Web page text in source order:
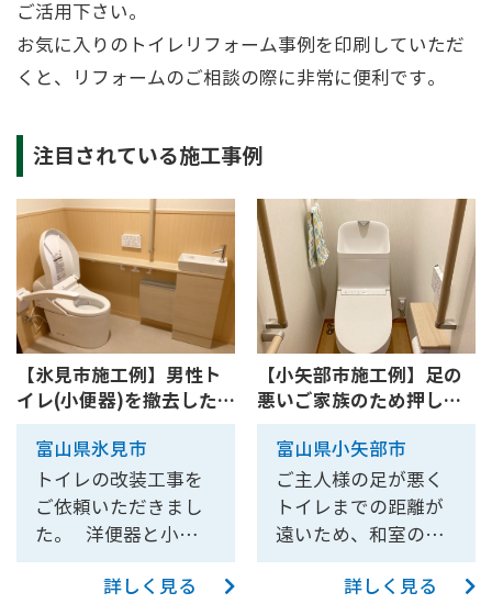
ご活用下さい。
お気に入りのトイレリフォーム事例を印刷していただ
くと、リフォームのご相談の際に非常に便利です。
注目されている施工事例
【氷見市施工例】男性ト
イレ(小便器)を撤去した
ひろびろトイレリフォー
ム【10192A】
富山県氷見市
トイレの改装工事を
ご依頼いただきまし
た。 洋便器と小便器
の2箇所あったトイレ
を1箇所にまとめ、洋
詳しく見る
【小矢部市施工例】足の
悪いご家族のため押し入
れをトイレにリフォーム
【10151】
富山県小矢部市
ご主人様の足が悪く
トイレまでの距離が
遠いため、和室の押
入れにトイレを作り
たいとご相談いただ
詳しく見る